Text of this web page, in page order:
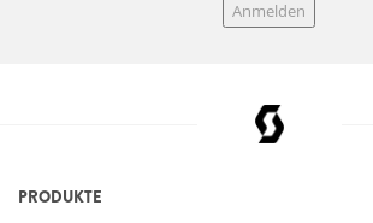
Anmelden
PRODUKTE